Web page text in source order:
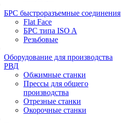
БРС быстроразъемные соединения
Flat Face
БРС типа ISO A
Резьбовые
Оборудование для производства
РВД
Обжимные станки
Прессы для общего
производства
Отрезные станки
Окорочные станки